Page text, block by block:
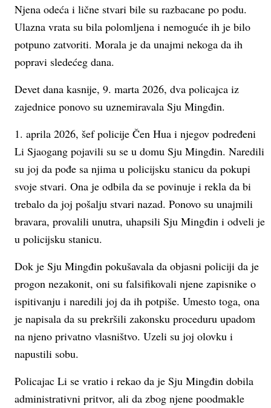
Njena odeća i lične stvari bile su razbacane po podu.
Ulazna vrata su bila polomljena i nemoguće ih je bilo
potpuno zatvoriti. Morala je da unajmi nekoga da ih
popravi sledećeg dana.
Devet dana kasnije, 9. marta 2026, dva policajca iz
zajednice ponovo su uznemiravala Sju Mingđin.
1. aprila 2026, šef policije Čen Hua i njegov podređeni
Li Sjaogang pojavili su se u domu Sju Mingđin. Naredili
su joj da pođe sa njima u policijsku stanicu da pokupi
svoje stvari. Ona je odbila da se povinuje i rekla da bi
trebalo da joj pošalju stvari nazad. Ponovo su unajmili
bravara, provalili unutra, uhapsili Sju Mingđin i odveli je
u policijsku stanicu.
Dok je Sju Mingđin pokušavala da objasni policiji da je
progon nezakonit, oni su falsifikovali njene zapisnike o
ispitivanju i naredili joj da ih potpiše. Umesto toga, ona
je napisala da su prekršili zakonsku proceduru upadom
na njeno privatno vlasništvo. Uzeli su joj olovku i
napustili sobu.
Policajac Li se vratio i rekao da je Sju Mingđin dobila
administrativni pritvor, ali da zbog njene poodmakle